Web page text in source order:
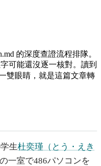
的深度查證流程排隊。
可能還沒逐一核對。讀到
眼睛，就是這篇文章轉
生杜奕瑾（とう・えき
一室で486パソコンを